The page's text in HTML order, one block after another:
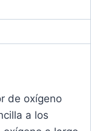
de oxígeno
a los